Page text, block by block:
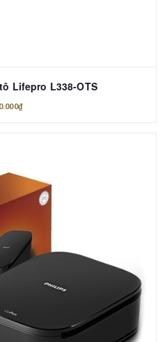
Lifepro L338-OTS